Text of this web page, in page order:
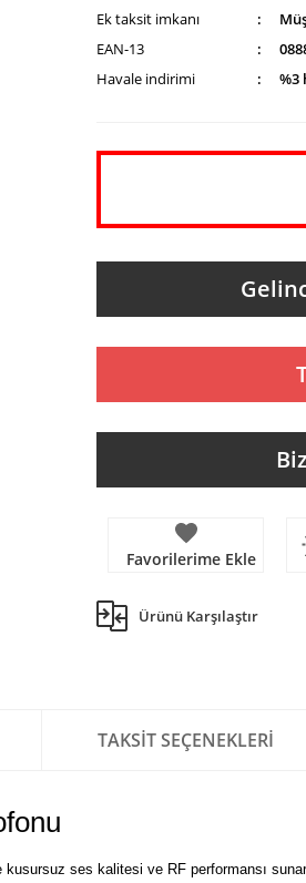
Ek taksit imkanı
EAN-13
Havale indirimi
%3
Ürünü Karşılaştır
TAKSIT SEÇENEKLERI
ses kalitesi ve RF performansı